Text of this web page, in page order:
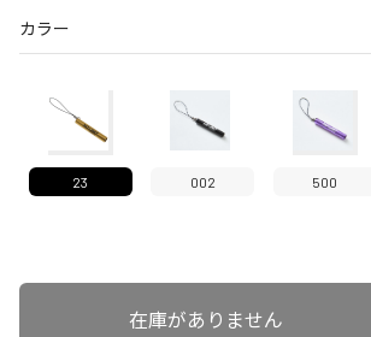
カラー
23 002 500
在庫がありません